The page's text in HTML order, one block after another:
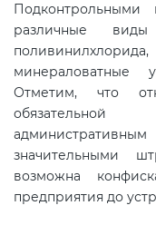
Подконтрольными
различные
минераловатные
Отметим, что
значительными
возможна
предприятия до